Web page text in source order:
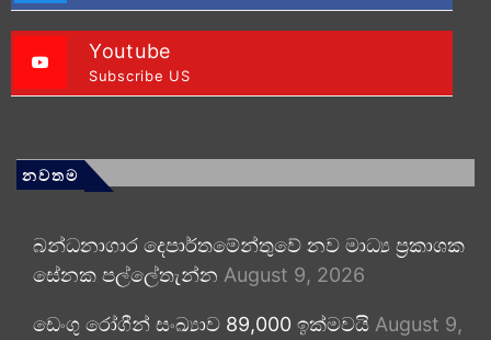
Youtube
Subscribe US
නවතම
බන්ධනාගාර දෙපාර්තමේන්තුවේ නව මාධ්‍ය ප්‍රකාශක
සේනක පල්ලේතැන්න August 9, 2026
ඩෙංගු රෝගීන් සංඛ්‍යාව 89,000 ඉක්මවයි August 9,